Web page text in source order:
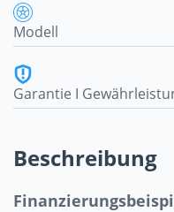
Modell
Garantie I
Beschreibung